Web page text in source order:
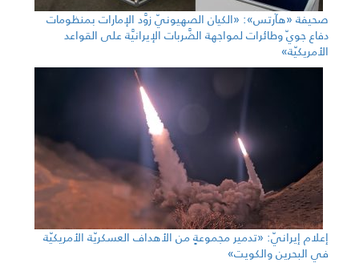
صحيفة «هآرتس»: «الكيان الصهيونيّ زوَّد الإمارات بمنظومات
دفاع جويّ وطائرات لمواجهة الضَّربات الإيرانيَّة على القواعد
الأمريكيّة»
إعلام إيرانيّ: «تدمير مجموعةٍ من الأهداف العسكريّة الأمريكيّة
في البحرين والكويت»